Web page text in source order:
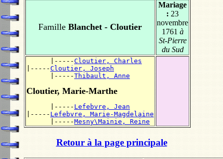
Famille Blanchet - Cloutier
Mariage
: 23
novembre
1761 à
St-Pierre
du Sud
      |-----
Cloutier, Charles
|-----Cloutier, Joseph
      |-----
Thibault, Anne
Cloutier, Marie-Marthe
      |-----
Lefebvre, Jean
|----- Lefebvre, Marie-Magdelaine
      |-----
Mesny\Mainie, Reine
Retour à la page principale